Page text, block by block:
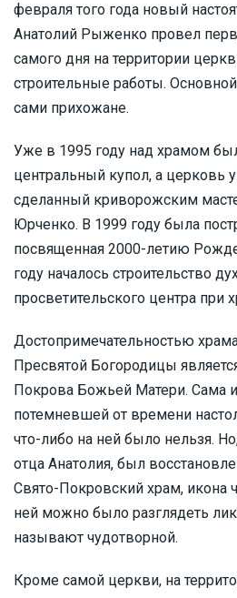
февраля того года новый
Анатолий Рыженко провел
самого дня на территории
строительные работы.
сами прихожане.
Уже в 1995 году над храмом
центральный купол, а церковь
сделанный криворожским
Юрченко. В 1999 году была
посвященная 2000-летию
году началось строительство
просветительского центра при
Достопримечательностью
Пресвятой Богородицы
Покрова Божьей Матери. Сама
потемневшей от времени
что-либо на ней было нельзя.
отца Анатолия, был
Свято-Покровский храм, икона
ней можно было разглядеть
называют чудотворной.
Кроме самой церкви, на